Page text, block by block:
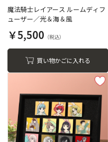
魔法騎士レイアース ルームディフ
ューザー／光＆海＆風
￥5,500
買い物かごに入れる